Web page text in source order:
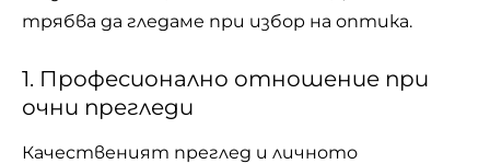
трябва да гледаме при избор на оптика.
1. Професионално отношение при
очни прегледи
Качественият преглед и личното